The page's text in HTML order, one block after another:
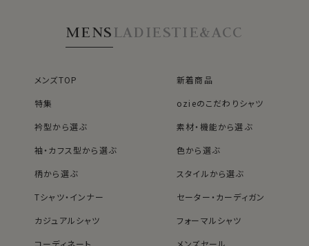
※記載サイズは概寸です。採寸環境により若干のズレが
生じる場合がございます。
※スポット商品につき再入荷はございません。
MENSLADIESTIE&ACC
メンズTOP
新着商品
特集
ozieのこだわりシャツ
衿型から選ぶ
素材・機能から選ぶ
袖・カフス型から選ぶ
色から選ぶ
柄から選ぶ
スタイルから選ぶ
Tシャツ・インナー
セーター・カーディガン
カジュアルシャツ
フォーマルシャツ
コーディネート
メンズセール